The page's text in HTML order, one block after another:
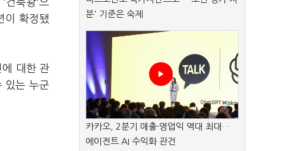
'건축왕'으
이 확정됐
대한 관
있는 누군
분' 기준은 숙제
카카오, 2분기 매출·영업익 역대 최대…
에이전트 AI 수익화 관건